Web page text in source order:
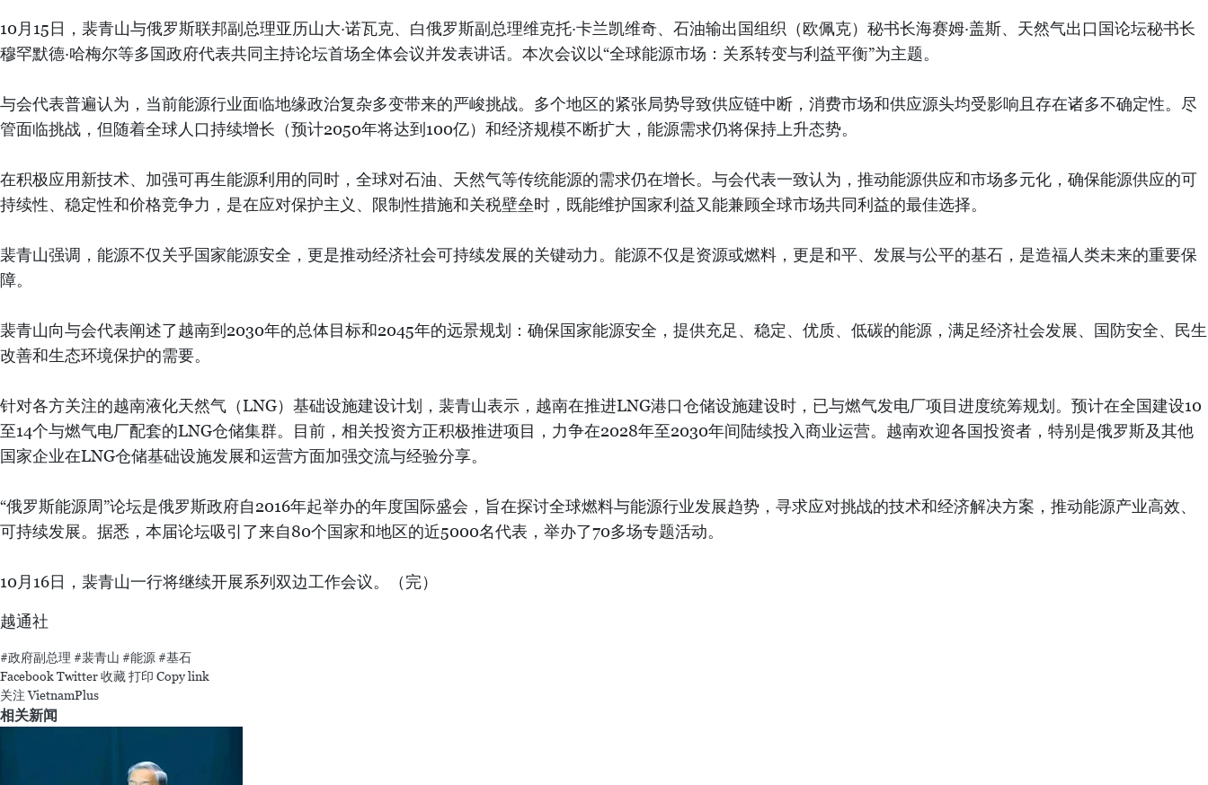
10月15日，裴青山与俄罗斯联邦副总理亚历山大·诺瓦克、白俄罗斯副总理维克托·卡兰凯维奇、石油输出国组织（欧佩克）秘书长海赛姆·盖斯、天然气出口国论坛秘书长
穆罕默德·哈梅尔等多国政府代表共同主持论坛首场全体会议并发表讲话。本次会议以“全球能源市场：关系转变与利益平衡”为主题。
与会代表普遍认为，当前能源行业面临地缘政治复杂多变带来的严峻挑战。多个地区的紧张局势导致供应链中断，消费市场和供应源头均受影响且存在诸多不确定性。尽
管面临挑战，但随着全球人口持续增长（预计2050年将达到100亿）和经济规模不断扩大，能源需求仍将保持上升态势。
在积极应用新技术、加强可再生能源利用的同时，全球对石油、天然气等传统能源的需求仍在增长。与会代表一致认为，推动能源供应和市场多元化，确保能源供应的可
持续性、稳定性和价格竞争力，是在应对保护主义、限制性措施和关税壁垒时，既能维护国家利益又能兼顾全球市场共同利益的最佳选择。
裴青山强调，能源不仅关乎国家能源安全，更是推动经济社会可持续发展的关键动力。能源不仅是资源或燃料，更是和平、发展与公平的基石，是造福人类未来的重要保
障。
裴青山向与会代表阐述了越南到2030年的总体目标和2045年的远景规划：确保国家能源安全，提供充足、稳定、优质、低碳的能源，满足经济社会发展、国防安全、民生
改善和生态环境保护的需要。
针对各方关注的越南液化天然气（LNG）基础设施建设计划，裴青山表示，越南在推进LNG港口仓储设施建设时，已与燃气发电厂项目进度统筹规划。预计在全国建设10
至14个与燃气电厂配套的LNG仓储集群。目前，相关投资方正积极推进项目，力争在2028年至2030年间陆续投入商业运营。越南欢迎各国投资者，特别是俄罗斯及其他
国家企业在LNG仓储基础设施发展和运营方面加强交流与经验分享。
“俄罗斯能源周”论坛是俄罗斯政府自2016年起举办的年度国际盛会，旨在探讨全球燃料与能源行业发展趋势，寻求应对挑战的技术和经济解决方案，推动能源产业高效、
可持续发展。据悉，本届论坛吸引了来自80个国家和地区的近5000名代表，举办了70多场专题活动。
10月16日，裴青山一行将继续开展系列双边工作会议。（完）
越通社
#政府副总理 #裴青山 #能源 #基石
Facebook Twitter收藏打印 Copy link
关注 VietnamPlus
相关新闻